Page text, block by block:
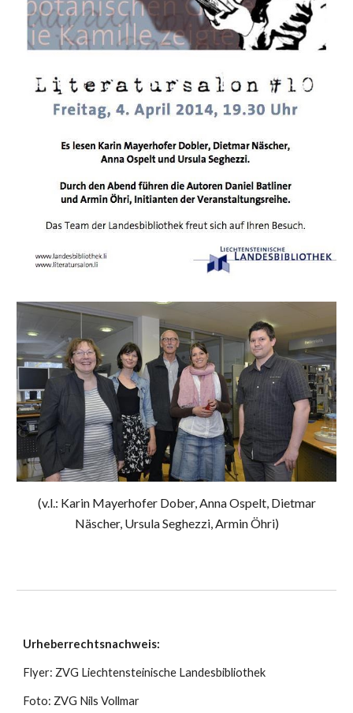
(v.l.: Karin Mayerhofer Dober, Anna Ospelt, Dietmar
Näscher, Ursula Seghezzi, Armin Öhri)
Urheberrechtsnachweis:
Flyer: ZVG Liechtensteinische Landesbibliothek
Foto: ZVG Nils Vollmar